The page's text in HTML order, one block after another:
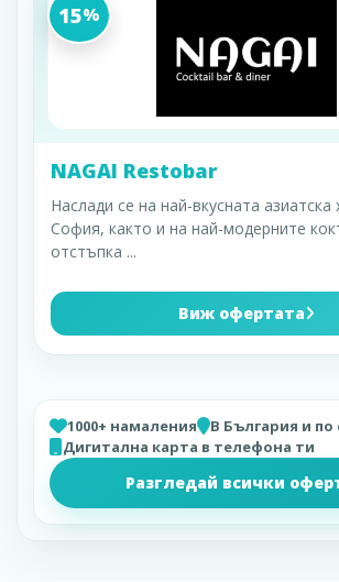
15%
NAGAI Restobar
Наслади се на най-вкусната азиатска
София, както и на най-модерните
отстъпка ...
Виж офертата
1000+ намаления
В България и по
Дигитална карта в телефона ти
Разгледай всички